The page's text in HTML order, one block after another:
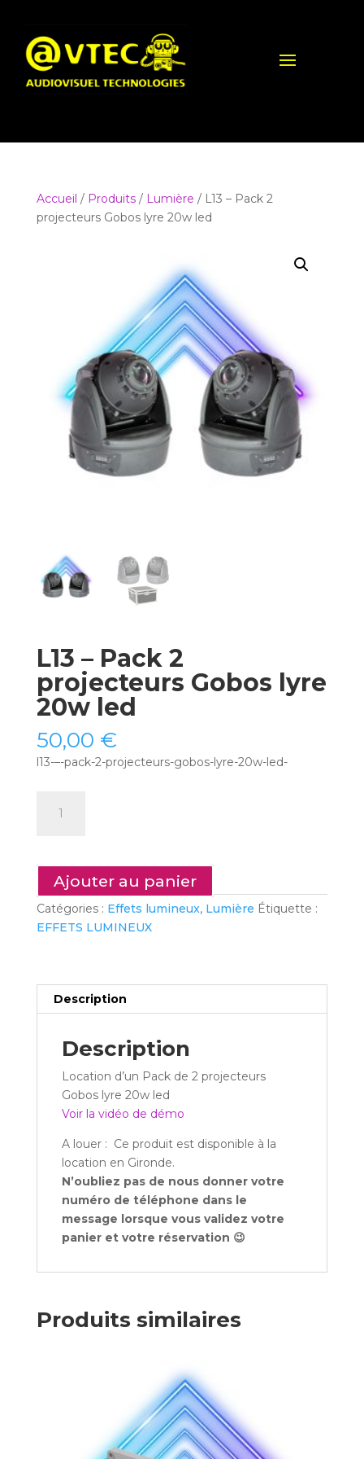
Accueil / Produits/ Lumière / L13 – Pack 2
projecteurs Gobos lyre 20w led
L13 – Pack 2
projecteurs Gobos lyre
20w led
50,00 €
l13-–-pack-2-projecteurs-gobos-lyre-20w-led-
Pack
2
projecteurs
Gobos
led
Ajouter au panier
Catégories : Effets lumineux, Lumière Étiquette :
EFFETS LUMINEUX
Description
Description
Location d’un Pack de 2 projecteurs
Gobos lyre 20w led
Voir la vidéo de démo
A louer : Ce produit est disponible à la
location en Gironde.
N’oubliez pas de nous donner votre
numéro de téléphone dans le
message lorsque vous validez votre
panier et votre réservation 😉
Produits similaires